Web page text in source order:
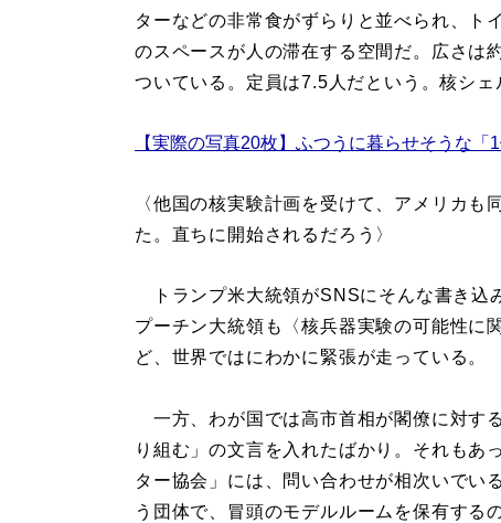
ターなどの非常食がずらりと並べられ、ト
のスペースが人の滞在する空間だ。広さは
ついている。定員は7.5人だという。核シェ
【実際の写真20枚】ふつうに暮らせそうな「
〈他国の核実験計画を受けて、アメリカ
た。直ちに開始されるだろう〉
トランプ米大統領がSNSにそんな書き込
プーチン大統領も〈核兵器実験の可能性に
ど、世界ではにわかに緊張が走っている。
一方、わが国では高市首相が閣僚に対す
り組む」の文言を入れたばかり。それもあ
ター協会」には、問い合わせが相次いでい
う団体で、冒頭のモデルルームを保有する